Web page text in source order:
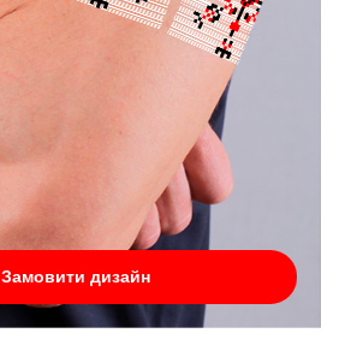
Замовити дизайн